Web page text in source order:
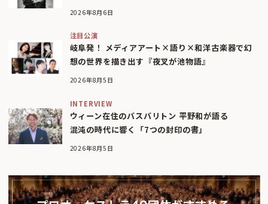
2026年8月6日
注目公演
岐阜発！ メディアアート×語り×和洋古楽器で幻
想の世界を描き出す『夜叉が池物語』
2026年8月5日
INTERVIEW
ウィーン在住のバスバリトン 平野和が語る
混沌の時代に響く「7つの封印の書」
2026年8月5日